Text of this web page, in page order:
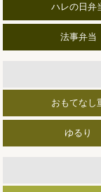
ハレの日弁
法事弁当
おもてなし
ゆるり